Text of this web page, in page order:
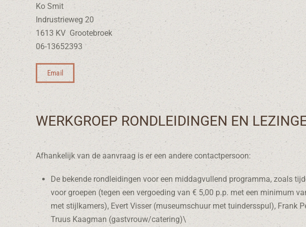
Ko Smit
Indrustrieweg 20
1613 KV Grootebroek
06-13652393
Email
WERKGROEP RONDLEIDINGEN EN
Afhankelijk van de aanvraag is er een andere contactpersoon:
De bekende rondleidingen voor een middagvullend programma, zoals
voor groepen (tegen een vergoeding van € 5,00 p.p. met een minimum
met stijlkamers), Evert Visser (museumschuur met tuindersspul), Frank
Truus Kaagman (gastvrouw/catering)\